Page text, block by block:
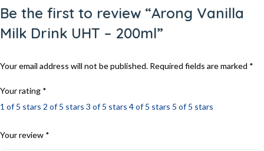
Be the first to review “Arong Vanilla
Milk Drink UHT – 200ml”
Your email address will not be published. Required fields are marked *
Your rating *
1 of 5 stars 2 of 5 stars 3 of 5 stars 4 of 5 stars 5 of 5 stars
Your review *